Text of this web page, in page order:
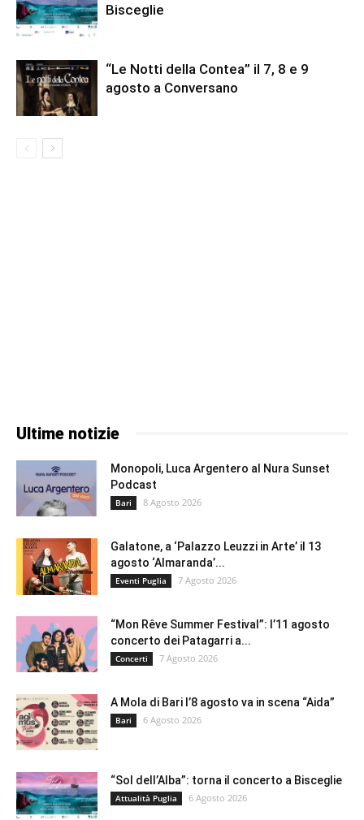
Bisceglie
“Le Notti della Contea” il 7, 8 e 9
agosto a Conversano
Ultime notizie
Monopoli, Luca Argentero al Nura Sunset
Podcast
Bari 8 Agosto 2026
Galatone, a ‘Palazzo Leuzzi in Arte’ il 13
agosto ‘Almaranda’...
Eventi Puglia 7 Agosto 2026
“Mon Rêve Summer Festival”: l’11 agosto
concerto dei Patagarri a...
Concerti 7 Agosto 2026
A Mola di Bari l’8 agosto va in scena “Aida”
Bari 6 Agosto 2026
“Sol dell’Alba”: torna il concerto a Bisceglie
Attualità Puglia 6 Agosto 2026